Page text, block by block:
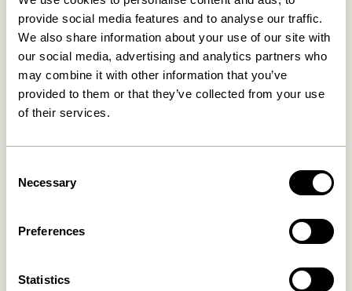
provide social media features and to analyse our traffic.
We also share information about your use of our site with
our social media, advertising and analytics partners who
may combine it with other information that you’ve
provided to them or that they’ve collected from your use
of their services.
Selection
Necessary
Preferences
Statistics